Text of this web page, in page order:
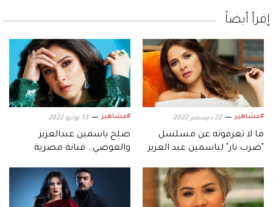
إقرأ أيضاً
#مشاهير 22 ديسمبر 2022
ما لا تعرفونه عن مسلسل
"ضرب نار" لياسمين عبد العزيز
#مشاهير 13 يونيو 2022
صلح ياسمين عبدالعزيز
والعوضي.. فنانة مصرية